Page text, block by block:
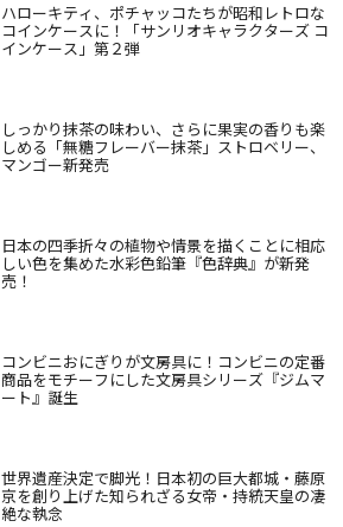
ハローキティ、ポチャッコたちが昭和レトロな
コインケースに！「サンリオキャラクターズ コ
インケース」第２弾
しっかり抹茶の味わい、さらに果実の香りも楽
しめる「無糖フレーバー抹茶」ストロベリー、
マンゴー新発売
日本の四季折々の植物や情景を描くことに相応
しい色を集めた水彩色鉛筆『色辞典』が新発
売！
コンビニおにぎりが文房具に！コンビニの定番
商品をモチーフにした文房具シリーズ『ジムマ
ート』誕生
世界遺産決定で脚光！日本初の巨大都城・藤原
京を創り上げた知られざる女帝・持統天皇の凄
絶な執念